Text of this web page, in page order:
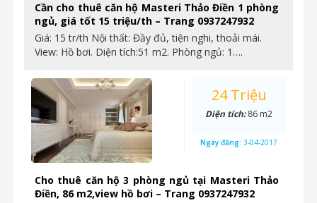
Cần cho thuê căn hộ Masteri Thảo Điền 1 phòng
ngủ, giá tốt 15 triệu/th – Trang 0937247932
Giá: 15 tr/th Nội thất: Đầy đủ, tiện nghi, thoải mái.
View: Hồ bơi. Diện tích:51 m2. Phòng ngủ: 1….
Cho thuê căn hộ 3 phòng ngủ tại Masteri Thảo
Điền, 86 m2,view hồ bơi – Trang 0937247932
24 Triệu
Diện tích:86 m2
Ngày đăng: 3-04-2017